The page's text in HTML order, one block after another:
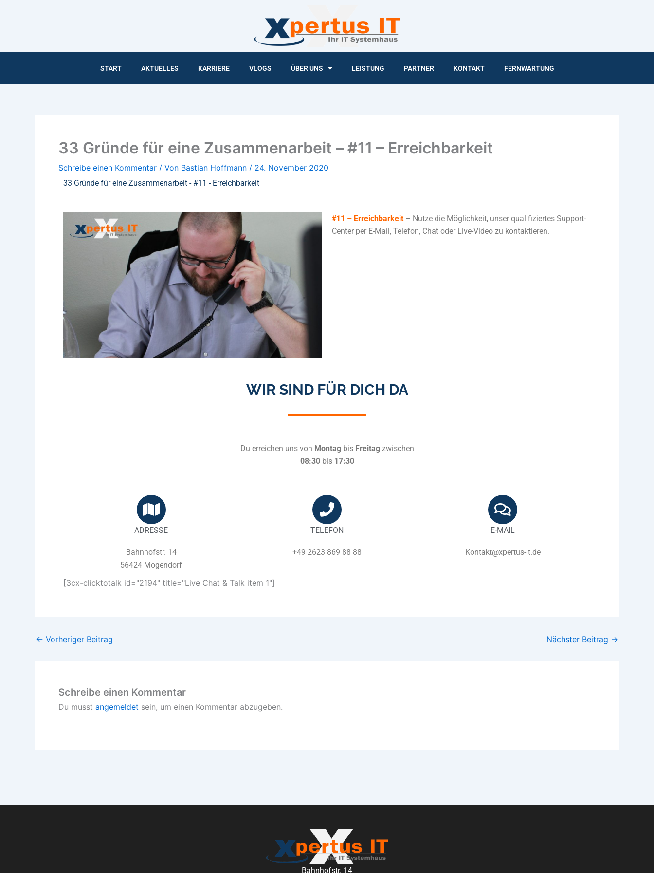
START AKTUELLES KARRIERE VLOGS ÜBER UNS LEISTUNG PARTNER KONTAKT FERNWARTUNG
33 Gründe für eine Zusammenarbeit – #11 – Erreichbarkeit
Schreibe einen Kommentar / Von Bastian Hoffmann / 24. November 2020
33 Gründe für eine Zusammenarbeit - #11 - Erreichbarkeit
#11 – Erreichbarkeit – Nutze die Möglichkeit, unser qualifiziertes Support-
Center per E-Mail, Telefon, Chat oder Live-Video zu kontaktieren.
WIR SIND FÜR DICH DA
Du erreichen uns von Montagbis Freitagzwischen
08:30bis 17:30
ADRESSE
Bahnhofstr. 14
56424 Mogendorf
TELEFON
+49 2623 869 88 88
E-MAIL
Kontakt@xpertus-it.de
[3cx-clicktotalk id="2194" title="Live Chat & Talk item 1"]
← Vorheriger Beitrag Nächster Beitrag →
Schreibe einen Kommentar
Du musst angemeldet sein, um einen Kommentar abzugeben.
Bahnhofstr. 14